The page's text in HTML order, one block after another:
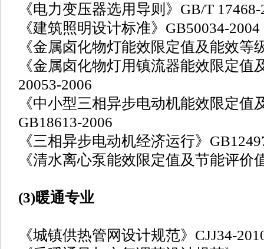
《电力变压器选用导则》GB/T 17468-
《建筑照明设计标准》GB50034-2004
《金属卤化物灯能效限定值及能效等
《金属卤化物灯用镇流器能效限定值
20053-2006
《中小型三相异步电动机能效限定值
GB18613-2006
《三相异步电动机经济运行》
《清水离心泵能效限定值及节能评价
(3)暖通专业
《城镇供热管网设计规范》CJJ34-